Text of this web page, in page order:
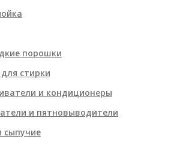
порошки
стирки
и кондиционеры
и пятновыводители
сыпучие